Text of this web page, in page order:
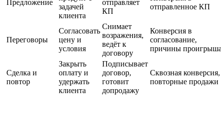
Предложение
задачей
клиента
отправляет
КП
отправленное КП
Переговоры
Согласовать
цену и
условия
Снимает
возражения,
ведёт к
договору
Конверсия в
согласование,
причины
Сделка и
повтор
Закрыть
оплату и
удержать
клиента
Подписывает
договор,
готовит
допродажу
Сквозная конверсия,
повторные продажи